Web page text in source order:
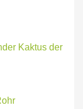
Kaktus der